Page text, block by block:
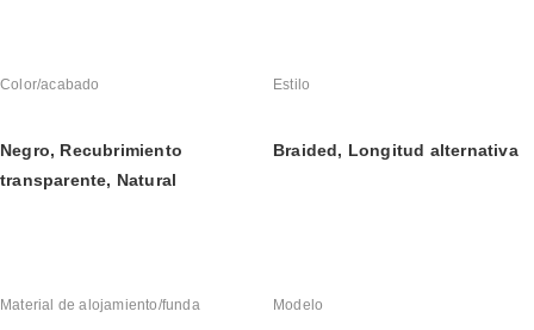
Color/acabado
Negro, Recubrimiento
transparente, Natural
Estilo
Braided, Longitud alternativa
Material de alojamiento/funda Modelo